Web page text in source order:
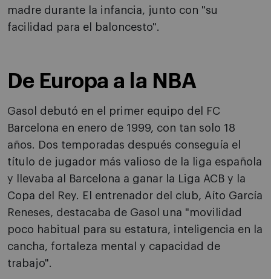
madre durante la infancia, junto con "su
facilidad para el baloncesto".
De Europa a la NBA
Gasol debutó en el primer equipo del FC
Barcelona en enero de 1999, con tan solo 18
años. Dos temporadas después conseguía el
título de jugador más valioso de la liga española
y llevaba al Barcelona a ganar la Liga ACB y la
Copa del Rey. El entrenador del club, Aíto García
Reneses, destacaba de Gasol una "movilidad
poco habitual para su estatura, inteligencia en la
cancha, fortaleza mental y capacidad de
trabajo".